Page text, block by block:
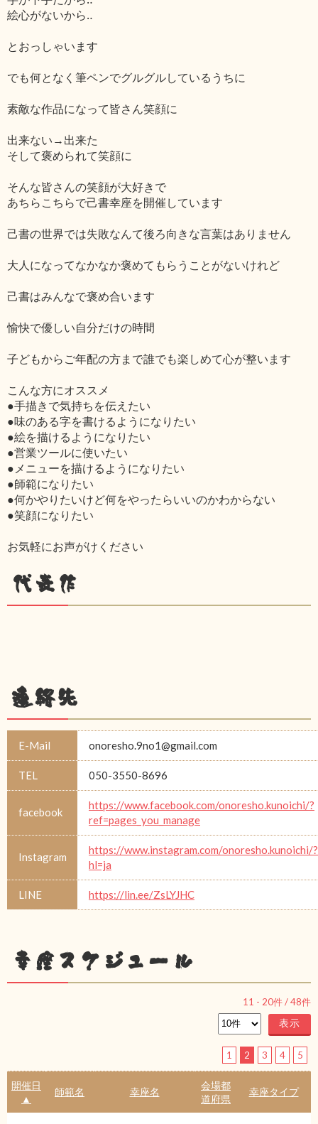
絵心がないから‥
とおっしゃいます
でも何となく筆ペンでグルグルしているうちに
素敵な作品になって皆さん笑顔に
出来ない→出来た
そして褒められて笑顔に
そんな皆さんの笑顔が大好きで
あちらこちらで己書幸座を開催しています
己書の世界では失敗なんて後ろ向きな言葉はありません
大人になってなかなか褒めてもらうことがないけれど
己書はみんなで褒め合います
愉快で優しい自分だけの時間
子どもからご年配の方まで誰でも楽しめて心が整います
こんな方にオススメ
●手描きで気持ちを伝えたい
●味のある字を書けるようになりたい
●絵を描けるようになりたい
●営業ツールに使いたい
●メニューを描けるようになりたい
●師範になりたい
●何かやりたいけど何をやったらいいのかわからない
●笑顔になりたい
お気軽にお声がけください
代表作
連絡先
E-Mail onoresho.9no1@gmail.com
TEL 050-3550-8696
facebook
https://www.facebook.com/onoresho.kunoichi/?
ref=pages_you_manage
Instagram
https://www.instagram.com/onoresho.kunoichi/?
hl=ja
LINE https://lin.ee/ZsLYJHC
幸座スケジュール
11 - 20件 /48件
1 2 3 4 5
開催日
▲
師範名 幸座名
会場都
道府県
幸座タイプ